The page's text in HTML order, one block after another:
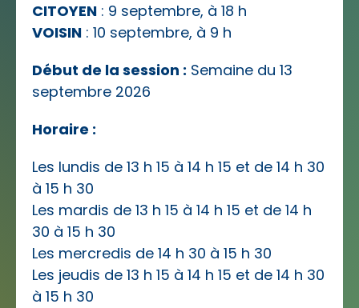
CITOYEN : 9 septembre, à 18 h
VOISIN : 10 septembre, à 9 h
Début de la session : Semaine du 13
septembre 2026
Horaire :
Les lundis de 13 h 15 à 14 h 15 et de 14 h 30
à 15 h 30
Les mardis de 13 h 15 à 14 h 15 et de 14 h
30 à 15 h 30
Les mercredis de 14 h 30 à 15 h 30
Les jeudis de 13 h 15 à 14 h 15 et de 14 h 30
à 15 h 30